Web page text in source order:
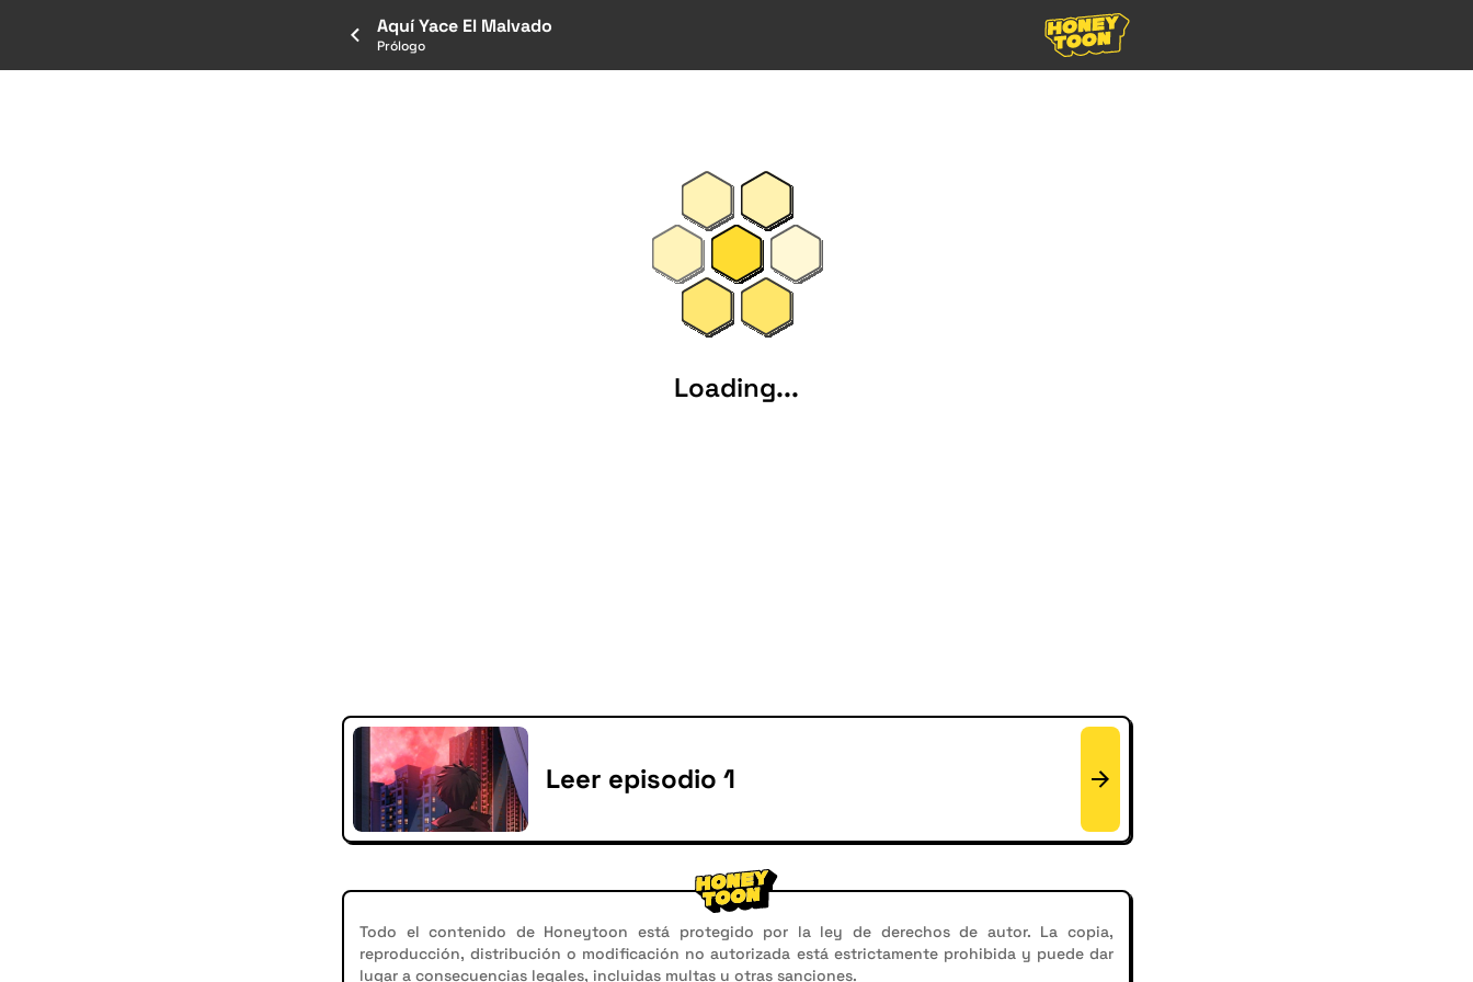
Aquí Yace El Malvado
Prólogo
Loading...
Leer episodio 1
Todo el contenido de Honeytoon está protegido por la ley de derechos de autor. La copia,
reproducción, distribución o modificación no autorizada está estrictamente prohibida y puede dar
lugar a consecuencias legales, incluidas multas u otras sanciones.